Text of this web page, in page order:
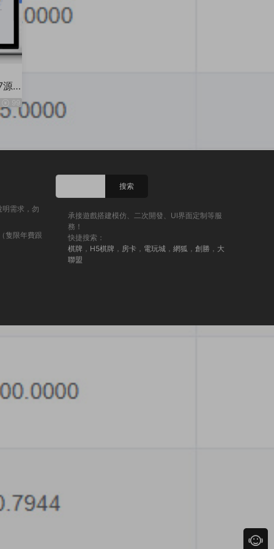
源
需求，勿
隻限年費跟
承接遊戲搭建模仿、二次開發、UI界面定制等服
務！
快捷搜索：
棋牌， H5棋牌， 房卡， 電玩城， 網狐 ， 創勝 ， 大
聯盟